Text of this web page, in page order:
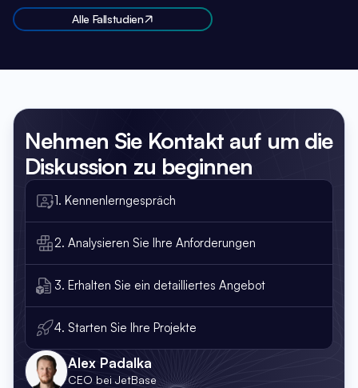
Alle Fallstudien
Nehmen Sie Kontakt auf um die
Diskussion zu beginnen
1. Kennenlerngespräch
2. Analysieren Sie Ihre Anforderungen
3. Erhalten Sie ein detailliertes Angebot
4. Starten Sie Ihre Projekte
Alex Padalka
CEO bei JetBase